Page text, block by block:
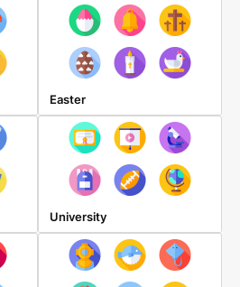
Easter
University